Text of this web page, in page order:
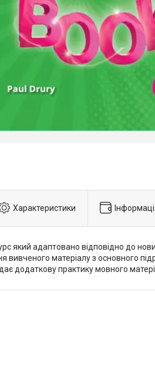
Характеристики
який адаптовано відповідно до
вивченого матеріалу з основного
додаткову практику мовного